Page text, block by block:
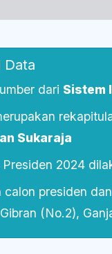
Data
dari Sistem
Sukaraja
Presiden 2024
calon presiden
(No.2),